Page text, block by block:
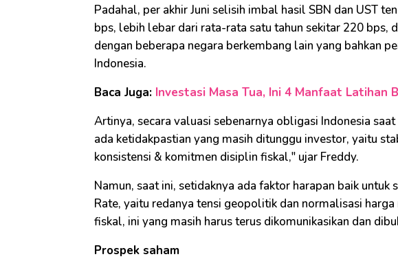
Padahal, per akhir Juni selisih imbal hasil SBN dan UST
bps, lebih lebar dari rata-rata satu tahun sekitar 220 bps,
dengan beberapa negara berkembang lain yang bahkan
Indonesia.
Baca Juga: Investasi Masa Tua, Ini 4 Manfaat Latihan
Artinya, secara valuasi sebenarnya obligasi Indonesia
ada ketidakpastian yang masih ditunggu investor, yaitu
konsistensi & komitmen disiplin fiskal," ujar Freddy.
Namun, saat ini, setidaknya ada faktor harapan baik untuk
Rate, yaitu redanya tensi geopolitik dan normalisasi
fiskal, ini yang masih harus terus dikomunikasikan dan
Prospek saham